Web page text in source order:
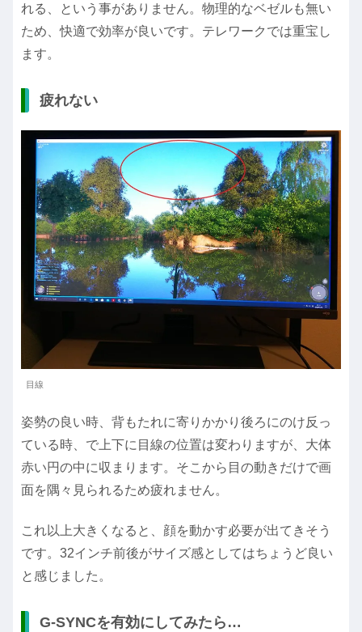
れる、という事がありません。物理的なベゼルも無い
ため、快適で効率が良いです。テレワークでは重宝し
ます。
疲れない
目線
姿勢の良い時、背もたれに寄りかかり後ろにのけ反っ
ている時、で上下に目線の位置は変わりますが、大体
赤い円の中に収まります。そこから目の動きだけで画
面を隅々見られるため疲れません。
これ以上大きくなると、顔を動かす必要が出てきそう
です。32インチ前後がサイズ感としてはちょうど良い
と感じました。
G-SYNCを有効にしてみたら…